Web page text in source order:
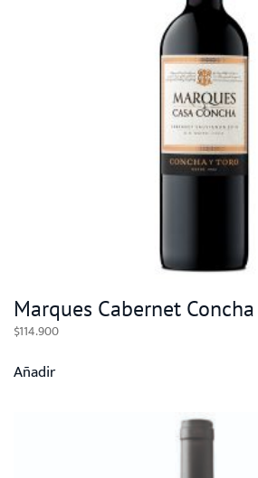
Marques Cabernet
$114.900
Añadir